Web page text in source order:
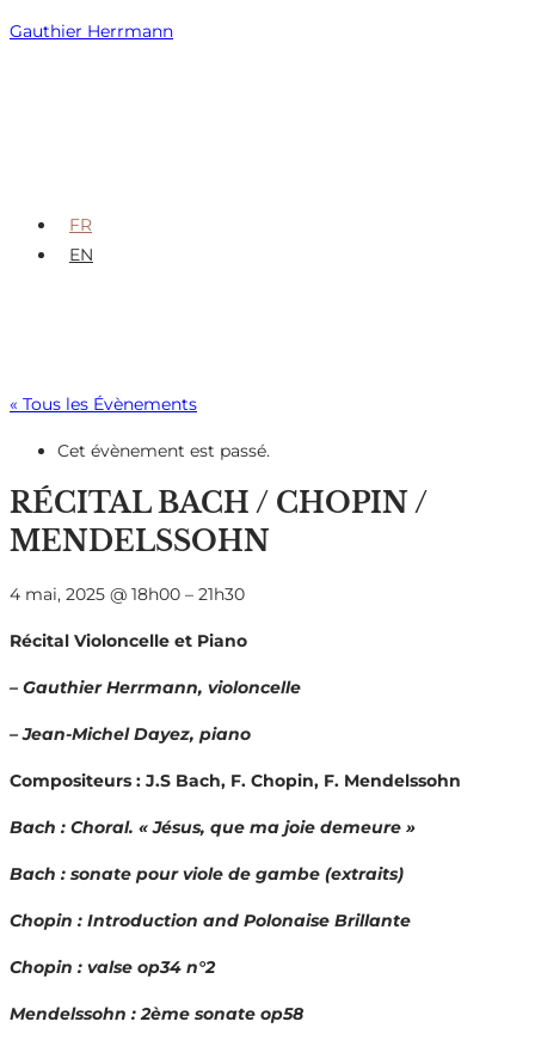
Skip
Gauthier Herrmann
FR
EN
« Tous les Évènements
Cet évènement est passé.
RÉCITAL BACH / CHOPIN /
MENDELSSOHN
4 mai, 2025 @ 18h00 – 21h30
Récital Violoncelle et Piano
– Gauthier Herrmann, violoncelle
– Jean-Michel Dayez, piano
Compositeurs : J.S Bach, F. Chopin, F. Mendelssohn
Bach : Choral. « Jésus, que ma joie demeure »
Bach : sonate pour viole de gambe (extraits)
Chopin : Introduction and Polonaise Brillante
Chopin : valse op34 n°2
Mendelssohn : 2ème sonate op58